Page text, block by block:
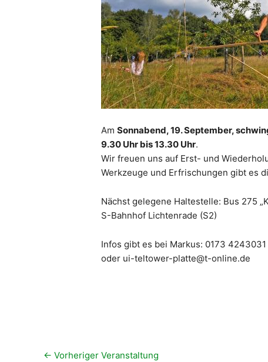
AmSonnabend, 19. September,
9.30 Uhr bis 13.30 Uhr.
Wir freuen uns auf Erst- und
Werkzeuge und Erfrischungen gibt es
Nächst gelegene Haltestelle: Bus 275
S-Bahnhof Lichtenrade (S2)
Infos gibt es bei Markus: 0173 4243031
oder ui-teltower-platte@t-online.de
← Vorheriger Veranstaltung